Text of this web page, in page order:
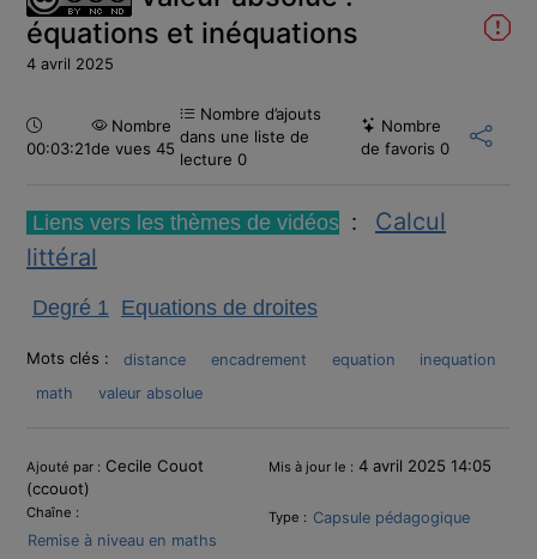
équations et inéquations
4 avril 2025
Durée :
00:03:21
Nombre
de vues 45
Nombre d’ajouts
dans une liste de
lecture 0
Nombre
de favoris 0
Liens vers les thèmes de vidéos : Calcul
littéral
Degré 1 Equations de droites
Mots clés : distance encadrement equation
inequation
math
valeur absolue
Informations
Ajouté par : Cecile Couot
(ccouot)
Mis à jour le : 4 avril 2025 14:05
Chaîne :
Remise à niveau en maths
Type : Capsule pédagogique